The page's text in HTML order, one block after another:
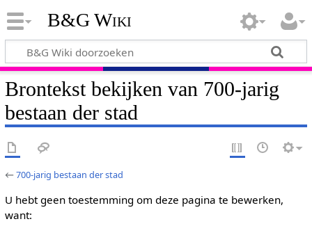
B&G Wiki
Brontekst bekijken van 700-jarig
bestaan der stad
←700-jarig bestaan der stad
U hebt geen toestemming om deze pagina te bewerken,
want: